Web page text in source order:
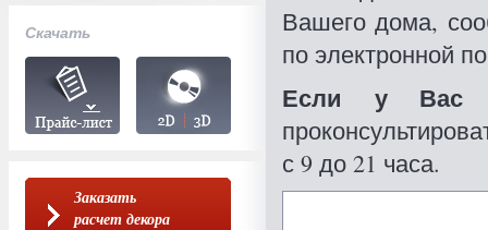
Скачать
Заказать
расчет декора
Вашего дома,
по электронной
Если у Вас
с 9 до 21 часа.